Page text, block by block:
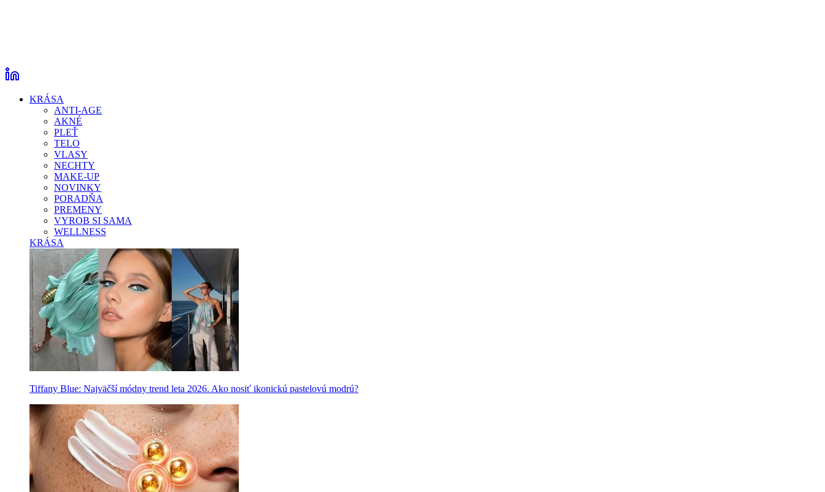
KRÁSA
ANTI-AGE
AKNÉ
PLEŤ
TELO
VLASY
NECHTY
MAKE-UP
NOVINKY
PORADŇA
PREMENY
VYROB SI SAMA
WELLNESS
KRÁSA
Tiffany Blue: Najväčší módny trend leta 2026. Ako nosiť ikonickú pastelovú modrú?